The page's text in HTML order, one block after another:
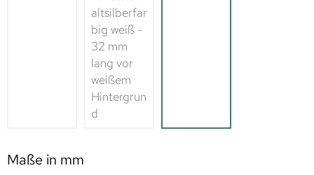
Maße in mm